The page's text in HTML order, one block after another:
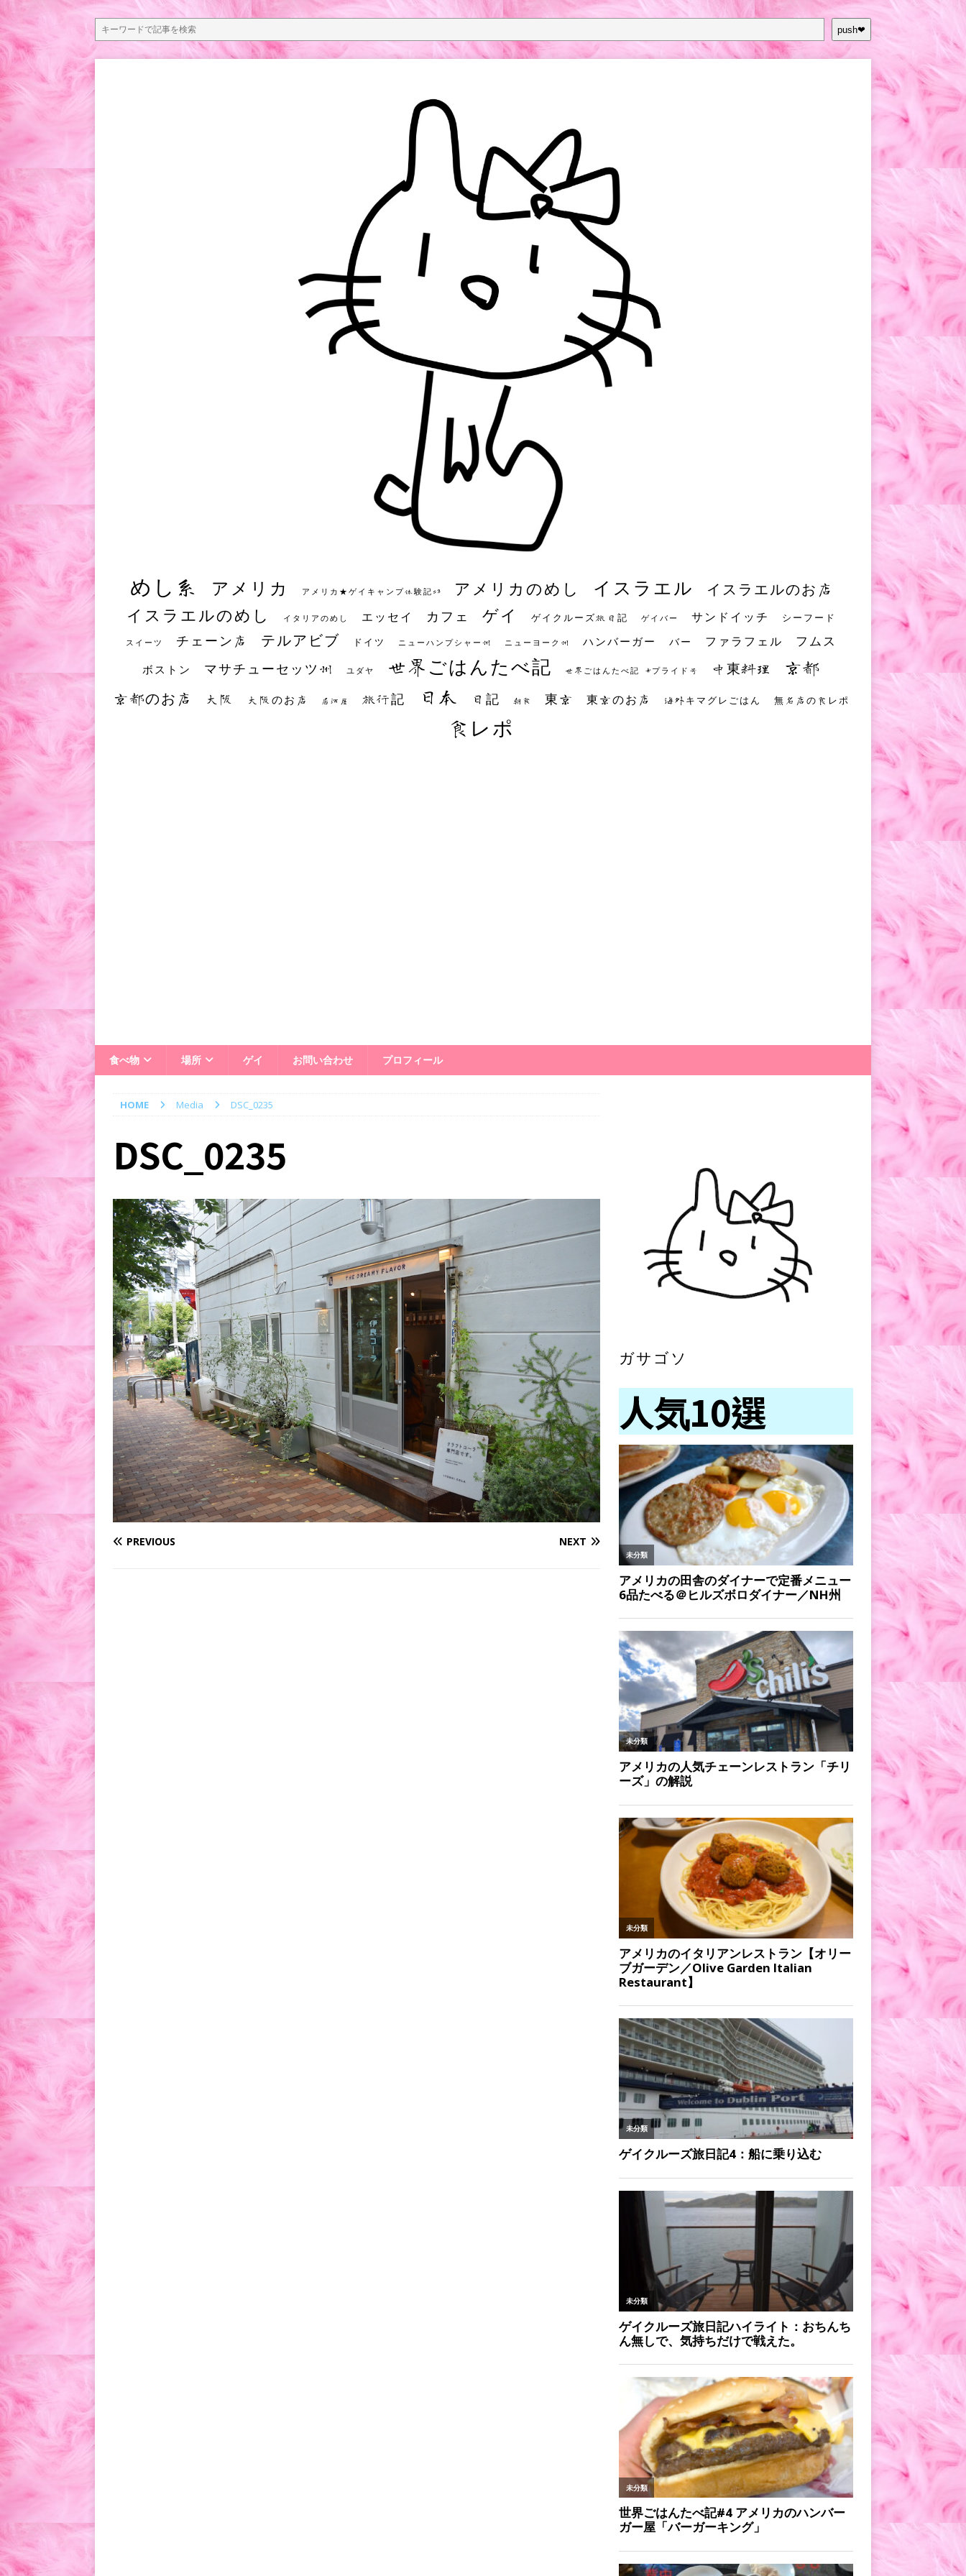
push❤︎
めし系 アメリカ アメリカ★ゲイキャンプ体験記S3 アメリカのめし イスラエル イスラエルのお店
イスラエルのめし イタリアのめし エッセイ カフェ ゲイ ゲイクルーズ旅日記 ゲイバー サンドイッチ シーフード
スイーツ チェーン店 テルアビブ ドイツ ニューハンプシャー州 ニューヨーク州 ハンバーガー バー ファラフェル フムス
ボストン マサチューセッツ州 ユダヤ 世界ごはんたべ記 世界ごはんたべ記 #プライド号 中東料理 京都
京都のお店 大阪 大阪のお店 居酒屋 旅行記 日本 日記 朝食 東京 東京のお店 海外キマグレごはん 無名店の食レポ
食レポ
食べ物 場所 ゲイ お問い合わせ プロフィール
HOME Media DSC_0235
DSC_0235
PREVIOUS NEXT
ガサゴソ
人気10選